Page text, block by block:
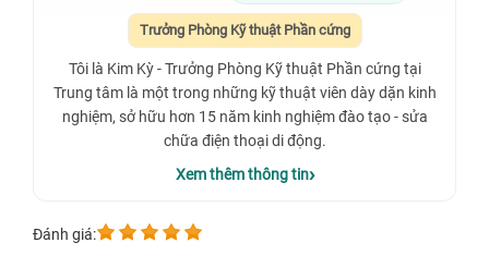
Trưởng Phòng Kỹ thuật Phần cứng
Tôi là Kim Kỳ - Trưởng Phòng Kỹ thuật Phần cứng tại
Trung tâm là một trong những kỹ thuật viên dày dặn kinh
nghiệm, sở hữu hơn 15 năm kinh nghiệm đào tạo - sửa
chữa điện thoại di động.
Xem thêm thông tin
Đánh giá: